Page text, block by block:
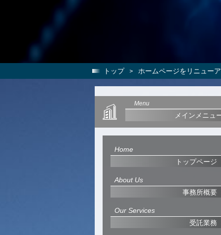
トップ > ホームページをリニュー
Menu
メインメニュ
Home
トップページ
About Us
事務所概要
Our Services
受託業務